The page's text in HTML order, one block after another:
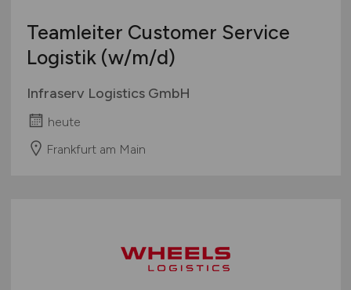
Teamleiter Customer Service
Logistik (w/m/d)
Infraserv Logistics GmbH
heute
Frankfurt am Main